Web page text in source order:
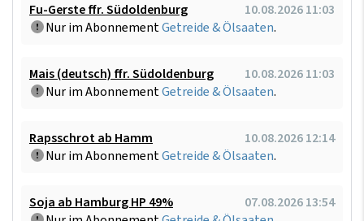
Fu-Gerste ffr. Südoldenburg
10.08.2026 11:03
Nur im AbonnementGetreide & Ölsaaten.
Mais (deutsch) ffr. Südoldenburg
10.08.2026 11:03
Nur im AbonnementGetreide & Ölsaaten.
Rapsschrot ab Hamm
10.08.2026 12:14
Nur im AbonnementGetreide & Ölsaaten.
Soja ab Hamburg HP 49%
07.08.2026 13:54